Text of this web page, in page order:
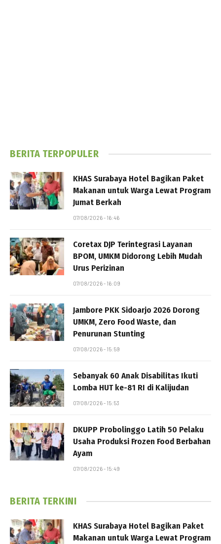
BERITA TERPOPULER
KHAS Surabaya Hotel Bagikan Paket
Makanan untuk Warga Lewat Program
Jumat Berkah
07/08/2026 - 16:46
Coretax DJP Terintegrasi Layanan
BPOM, UMKM Didorong Lebih Mudah
Urus Perizinan
07/08/2026 - 16:09
Jambore PKK Sidoarjo 2026 Dorong
UMKM, Zero Food Waste, dan
Penurunan Stunting
07/08/2026 - 15:59
Sebanyak 60 Anak Disabilitas Ikuti
Lomba HUT ke-81 RI di Kalijudan
07/08/2026 - 15:53
DKUPP Probolinggo Latih 50 Pelaku
Usaha Produksi Frozen Food Berbahan
Ayam
07/08/2026 - 15:49
BERITA TERKINI
KHAS Surabaya Hotel Bagikan Paket
Makanan untuk Warga Lewat Program